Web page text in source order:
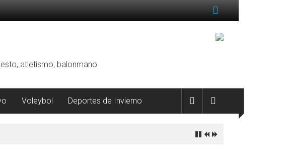
atletismo, balonmano
Voleybol Deportes de Invierno